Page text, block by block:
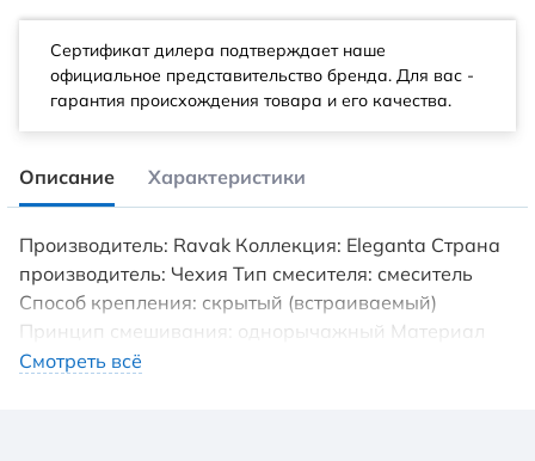
Сертификат дилера подтверждает наше
официальное представительство бренда. Для вас -
гарантия происхождения товара и его качества.
Описание Характеристики
Производитель: Ravak Коллекция: Eleganta Страна
производитель: Чехия Тип смесителя: смеситель
Способ крепления: скрытый (встраиваемый)
Принцип смешивания: однорычажный Материал
корпуса: латунь Цвет: графит матовый Стиль:
Смотреть всё